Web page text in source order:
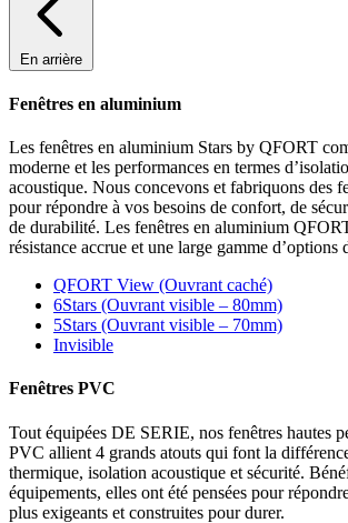
En arrière
Fenêtres en aluminium
Les fenêtres en aluminium Stars by QFORT
moderne et les performances en termes
acoustique. Nous concevons et fabriquons des
pour répondre à vos besoins de confort, de
de durabilité. Les fenêtres en aluminium
résistance accrue et une large gamme d’options
QFORT View (Ouvrant caché)
6Stars (Ouvrant visible – 80mm)
5Stars (Ouvrant visible – 70mm)
Invisible
Fenêtres PVC
Tout équipées DE SERIE, nos fenêtres hautes
PVC allient 4 grands atouts qui font la
thermique, isolation acoustique et sécurité.
équipements, elles ont été pensées pour
plus exigeants et construites pour durer.